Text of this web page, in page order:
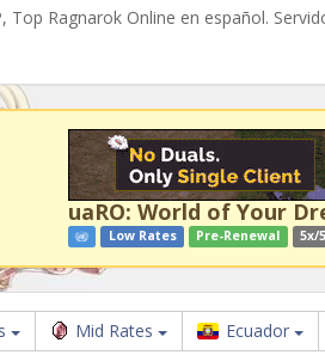
Top Ragnarok Online en español.
uaRO: World of Your
Low Rates Pre-Renewal 5x/
Mid Rates Ecuador